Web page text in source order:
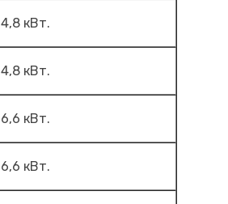
4,8 кВт.
4,8 кВт.
6,6 кВт.
6,6 кВт.